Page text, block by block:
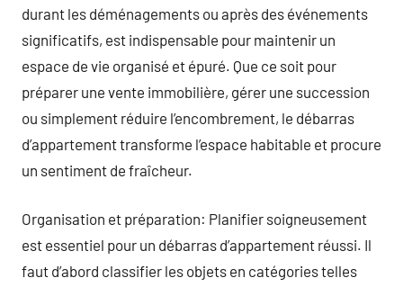
durant les déménagements ou après des événements
significatifs, est indispensable pour maintenir un
espace de vie organisé et épuré. Que ce soit pour
préparer une vente immobilière, gérer une succession
ou simplement réduire l’encombrement, le débarras
d’appartement transforme l’espace habitable et procure
un sentiment de fraîcheur.
Organisation et préparation: Planifier soigneusement
est essentiel pour un débarras d’appartement réussi. Il
faut d’abord classifier les objets en catégories telles